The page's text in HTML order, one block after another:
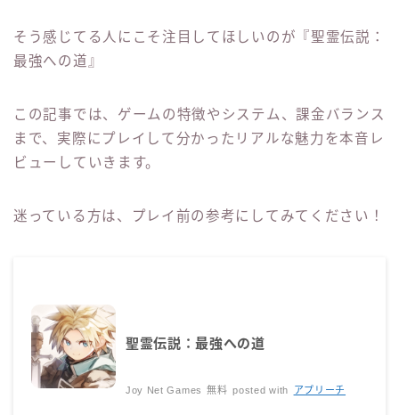
そう感じてる人にこそ注目してほしいのが『聖霊伝説：
最強への道』
この記事では、ゲームの特徴やシステム、課金バランス
まで、実際にプレイして分かったリアルな魅力を本音レ
ビューしていきます。
迷っている方は、プレイ前の参考にしてみてください！
聖霊伝説：最強への道
Joy Net Games 無料 posted with アプリーチ